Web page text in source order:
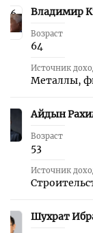
6 Владимир
Возраст
64
Источник
Металлы,
Айдын
Возраст
53
Источник
8 Шухрат